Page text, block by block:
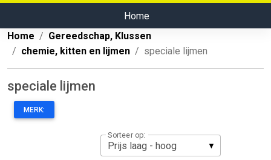
Home
Home
Gereedschap, Klussen
chemie, kitten en lijmen
speciale lijmen
speciale lijmen
MERK:
Sorteer op: